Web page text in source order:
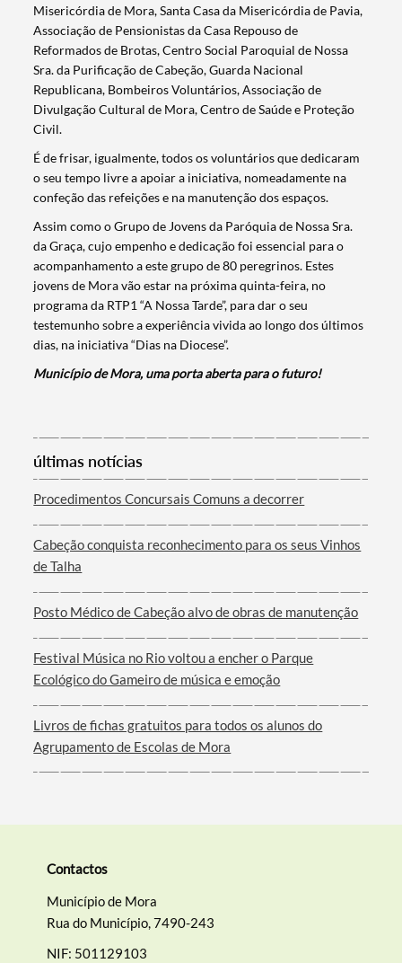
Termo de Pesquisa
Categorias gerais
Misericórdia de Mora, Santa Casa da Misericórdia de Pavia,
Associação de Pensionistas da Casa Repouso de
Reformados de Brotas, Centro Social Paroquial de Nossa
Sra. da Purificação de Cabeção, Guarda Nacional
Republicana, Bombeiros Voluntários, Associação de
Divulgação Cultural de Mora, Centro de Saúde e Proteção
Civil.
É de frisar, igualmente, todos os voluntários que dedicaram
o seu tempo livre a apoiar a iniciativa, nomeadamente na
confeção das refeições e na manutenção dos espaços.
Assim como o Grupo de Jovens da Paróquia de Nossa Sra.
da Graça, cujo empenho e dedicação foi essencial para o
acompanhamento a este grupo de 80 peregrinos. Estes
jovens de Mora vão estar na próxima quinta-feira, no
programa da RTP1 “A Nossa Tarde”, para dar o seu
testemunho sobre a experiência vivida ao longo dos últimos
dias, na iniciativa “Dias na Diocese”.
Município de Mora, uma porta aberta para o futuro!
últimas notícias
Procedimentos Concursais Comuns a decorrer
Cabeção conquista reconhecimento para os seus Vinhos
de Talha
Posto Médico de Cabeção alvo de obras de manutenção
Festival Música no Rio voltou a encher o Parque
Ecológico do Gameiro de música e emoção
Livros de fichas gratuitos para todos os alunos do
Agrupamento de Escolas de Mora
Contactos
Município de Mora
Rua do Município, 7490-243
NIF: 501129103